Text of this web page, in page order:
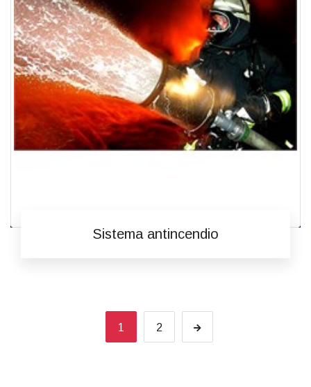
Sistema antincendio
1 2